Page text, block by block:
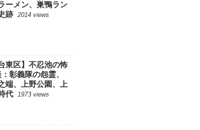
ーメン、巣鴨ラン
跡 2014 views
東区】不忍池の怖
彰義隊の怨霊、
端、上野公園、上
代 1973 views